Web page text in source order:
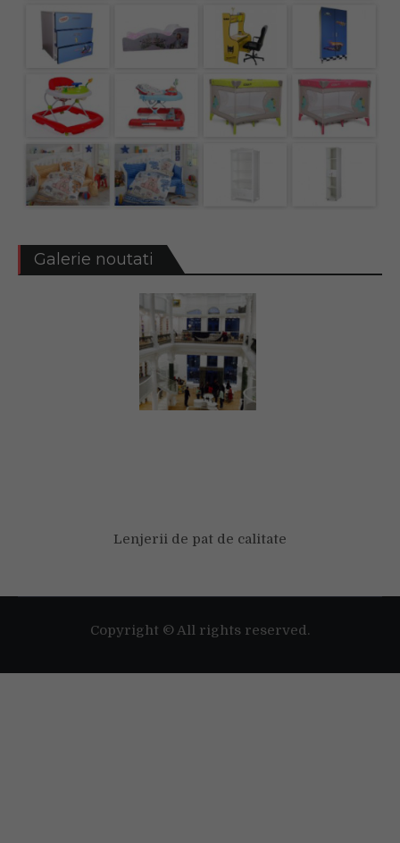
Galerie noutati
Lenjerii de pat de calitate
Copyright © All rights reserved.